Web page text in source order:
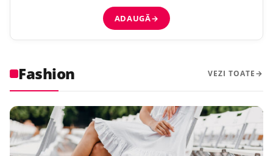
ADAUGĂ→
Fashion VEZI TOATE